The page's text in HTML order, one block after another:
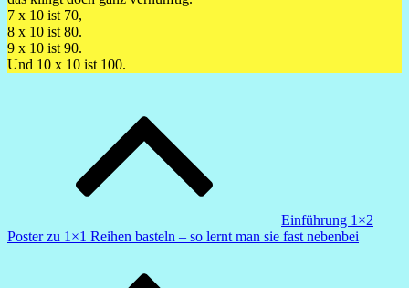
7 x 10 ist 70,
8 x 10 ist 80.
9 x 10 ist 90.
Und 10 x 10 ist 100.
Einführung 1×2
Poster zu 1×1 Reihen basteln – so lernt man sie fast nebenbei